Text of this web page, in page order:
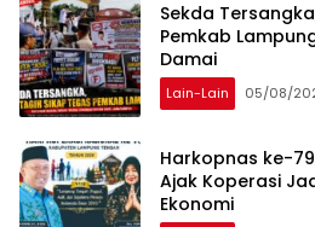
Sekda
Pemkab
Damai
Lain-Lain 05/08/
Harkopnas ke-
Ajak Koperasi
Ekonomi